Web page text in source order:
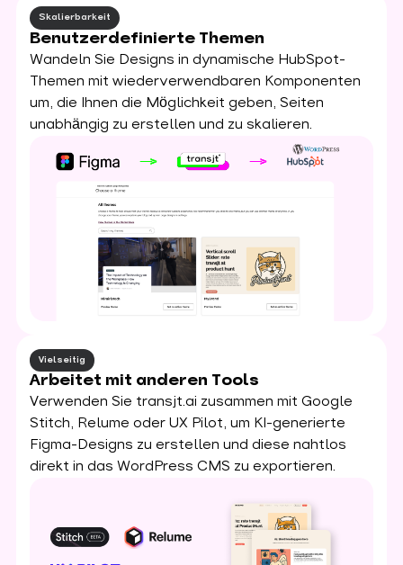
Skalierbarkeit
Benutzerdefinierte Themen
Wandeln Sie Designs in dynamische HubSpot-
Themen mit wiederverwendbaren Komponenten
um, die Ihnen die Möglichkeit geben, Seiten
unabhängig zu erstellen und zu skalieren.
Vielseitig
Arbeitet mit anderen Tools
Verwenden Sie transjt.ai zusammen mit Google
Stitch, Relume oder UX Pilot, um KI-generierte
Figma-Designs zu erstellen und diese nahtlos
direkt in das WordPress CMS zu exportieren.